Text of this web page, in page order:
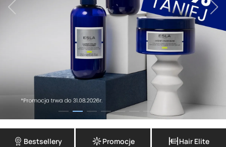
Bestsellery Promocje Hair Elite